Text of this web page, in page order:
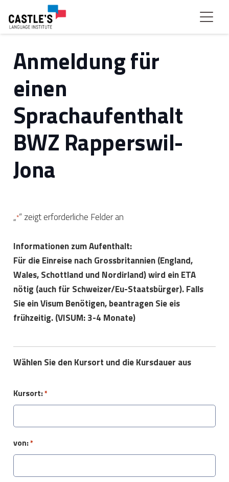
Anmeldung für
einen
Sprachaufenthalt
BWZ Rapperswil-
Jona
„*“ zeigt erforderliche Felder an
Informationen zum Aufenthalt:
Für die Einreise nach Grossbritannien (England,
Wales, Schottland und Nordirland) wird ein ETA
nötig (auch für Schweizer/Eu-Staatsbürger). Falls
Sie ein Visum Benötigen, beantragen Sie eis
frühzeitig. (VISUM: 3-4 Monate)
Wählen Sie den Kursort und die Kursdauer aus
Kursort:*
von:*